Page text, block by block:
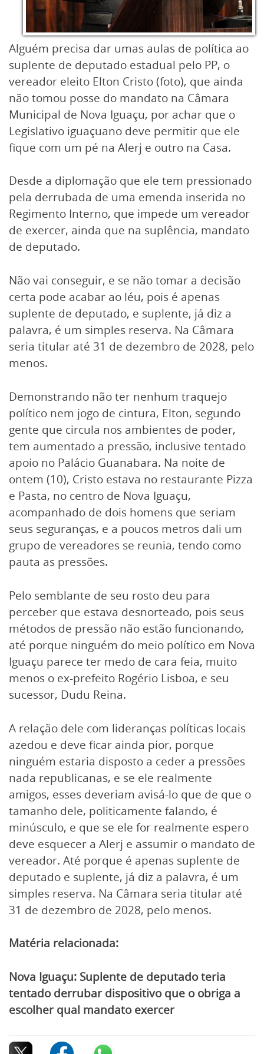
Alguém precisa dar umas aulas de política ao
suplente de deputado estadual pelo PP, o
vereador eleito Elton Cristo (foto), que ainda
não tomou posse do mandato na Câmara
Municipal de Nova Iguaçu, por achar que o
Legislativo iguaçuano deve permitir que ele
fique com um pé na Alerj e outro na Casa.
Desde a diplomação que ele tem pressionado
pela derrubada de uma emenda inserida no
Regimento Interno, que impede um vereador
de exercer, ainda que na suplência, mandato
de deputado.
Não vai conseguir, e se não tomar a decisão
certa pode acabar ao léu, pois é apenas
suplente de deputado, e suplente, já diz a
palavra, é um simples reserva. Na Câmara
seria titular até 31 de dezembro de 2028, pelo
menos.
Demonstrando não ter nenhum traquejo
político nem jogo de cintura, Elton, segundo
gente que circula nos ambientes de poder,
tem aumentado a pressão, inclusive tentado
apoio no Palácio Guanabara. Na noite de
ontem (10), Cristo estava no restaurante Pizza
e Pasta, no centro de Nova Iguaçu,
acompanhado de dois homens que seriam
seus seguranças, e a poucos metros dali um
grupo de vereadores se reunia, tendo como
pauta as pressões.
Pelo semblante de seu rosto deu para
perceber que estava desnorteado, pois seus
métodos de pressão não estão funcionando,
até porque ninguém do meio político em Nova
Iguaçu parece ter medo de cara feia, muito
menos o ex-prefeito Rogério Lisboa, e seu
sucessor, Dudu Reina.
A relação dele com lideranças políticas locais
azedou e deve ficar ainda pior, porque
ninguém estaria disposto a ceder a pressões
nada republicanas, e se ele realmente
amigos, esses deveriam avisá-lo que de que o
tamanho dele, politicamente falando, é
minúsculo, e que se ele for realmente espero
deve esquecer a Alerj e assumir o mandato de
vereador. Até porque é apenas suplente de
deputado e suplente, já diz a palavra, é um
simples reserva. Na Câmara seria titular até
31 de dezembro de 2028, pelo menos.
Matéria relacionada:
Nova Iguaçu: Suplente de deputado teria
tentado derrubar dispositivo que o obriga a
escolher qual mandato exercer